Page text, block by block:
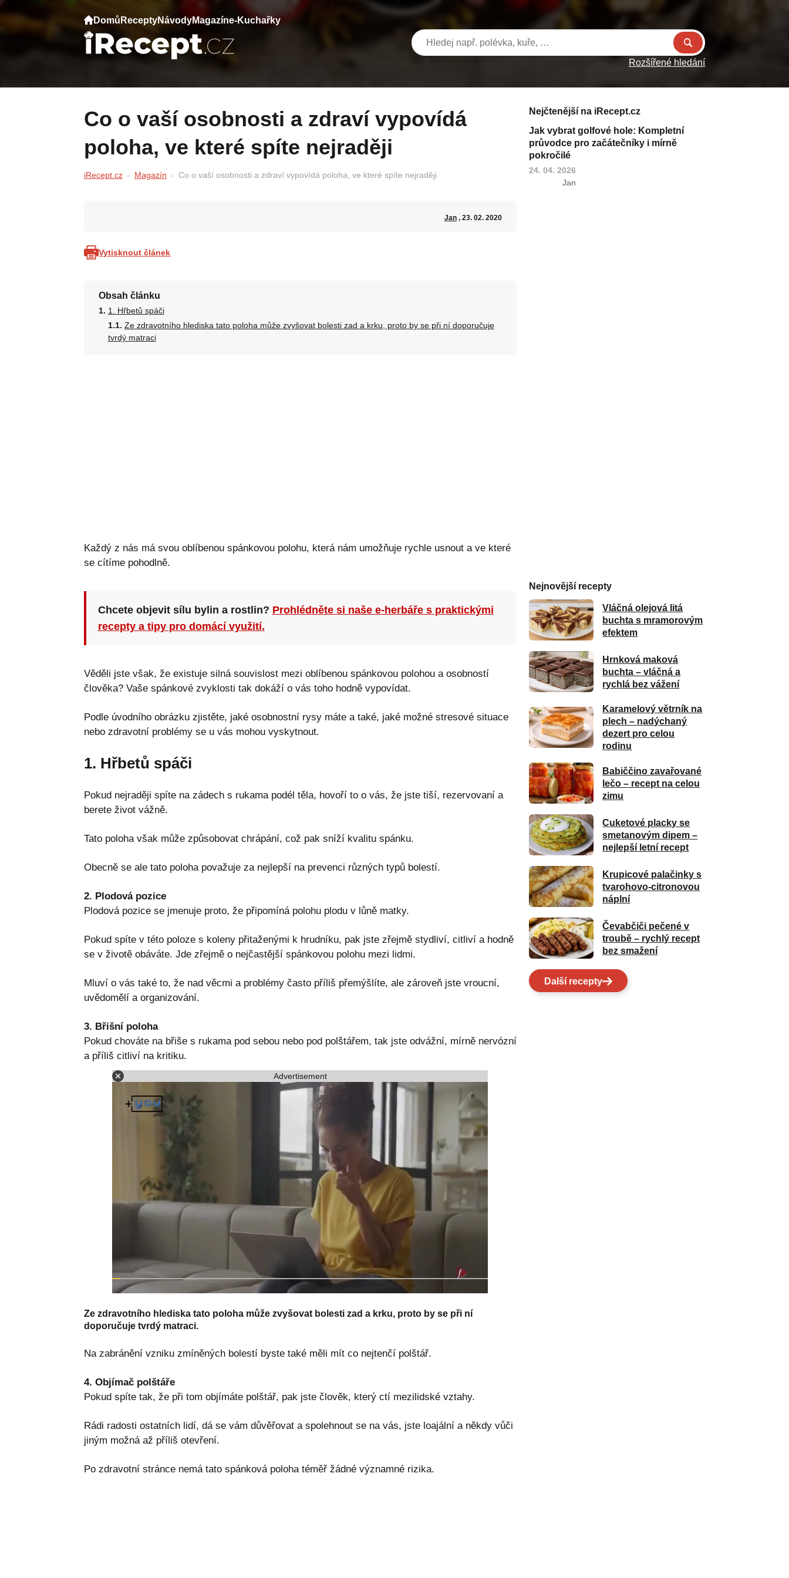
Domů ReceptyNávodyMagazíne-Kuchařky
Rozšířené hledání
Co o vaší osobnosti a zdraví vypovídá
poloha, ve které spíte nejraději
iRecept.cz Magazín Co o vaší osobnosti a zdraví vypovídá poloha, ve které spíte nejraději
Jan, 23. 02. 2020
Vytisknout článek
Obsah článku
1. Hřbetů spáči
Ze zdravotního hlediska tato poloha může zvyšovat bolesti zad a krku, proto by se při ní doporučuje
tvrdý matraci
Každý z nás má svou oblíbenou spánkovou polohu, která nám umožňuje rychle usnout a ve které
se cítíme pohodlně.
Chcete objevit sílu bylin a rostlin? Prohlédněte si naše e-herbáře s praktickými
recepty a tipy pro domácí využití.
Věděli jste však, že existuje silná souvislost mezi oblíbenou spánkovou polohou a osobností
člověka? Vaše spánkové zvyklosti tak dokáží o vás toho hodně vypovídat.
Podle úvodního obrázku zjistěte, jaké osobnostní rysy máte a také, jaké možné stresové situace
nebo zdravotní problémy se u vás mohou vyskytnout.
1. Hřbetů spáči
Pokud nejraději spíte na zádech s rukama podél těla, hovoří to o vás, že jste tiší, rezervovaní a
berete život vážně.
Tato poloha však může způsobovat chrápání, což pak sníží kvalitu spánku.
Obecně se ale tato poloha považuje za nejlepší na prevenci různých typů bolestí.
2. Plodová pozice
Plodová pozice se jmenuje proto, že připomíná polohu plodu v lůně matky.
Pokud spíte v této poloze s koleny přitaženými k hrudníku, pak jste zřejmě stydliví, citliví a hodně
se v životě obáváte. Jde zřejmě o nejčastější spánkovou polohu mezi lidmi.
Mluví o vás také to, že nad věcmi a problémy často příliš přemýšlíte, ale zároveň jste vroucní,
uvědomělí a organizování.
3. Břišní poloha
Pokud chováte na břiše s rukama pod sebou nebo pod polštářem, tak jste odvážní, mírně nervózní
a příliš citliví na kritiku.
Advertisement
Ze zdravotního hlediska tato poloha může zvyšovat bolesti zad a krku, proto by se při ní
doporučuje tvrdý matraci.
Na zabránění vzniku zmíněných bolestí byste také měli mít co nejtenčí polštář.
4. Objímač polštáře
Pokud spíte tak, že při tom objímáte polštář, pak jste člověk, který ctí mezilidské vztahy.
Rádi radosti ostatních lidí, dá se vám důvěřovat a spolehnout se na vás, jste loajální a někdy vůči
jiným možná až příliš otevření.
Po zdravotní stránce nemá tato spánková poloha téměř žádné významné rizika.
Nejčtenější na iRecept.cz
Jak vybrat golfové hole: Kompletní
průvodce pro začátečníky i mírně
pokročilé
24. 04. 2026
Jan
Nejnovější recepty
Vláčná olejová litá
buchta s mramorovým
efektem
Hrnková maková
buchta – vláčná a
rychlá bez vážení
Karamelový větrník na
plech – nadýchaný
dezert pro celou
rodinu
Babiččino zavařované
lečo – recept na celou
zimu
Cuketové placky se
smetanovým dipem –
nejlepší letní recept
Krupicové palačinky s
tvarohovo-citronovou
náplní
Čevabčiči pečené v
troubě – rychlý recept
bez smažení
Další recepty